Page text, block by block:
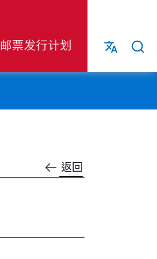
邮票发行计划
返回